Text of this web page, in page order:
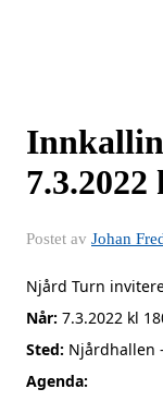
7.3.2022
Postet av Johan
Njård Turn
Når: 7.3.2022 kl
Sted: Njårdhallen
Agenda: